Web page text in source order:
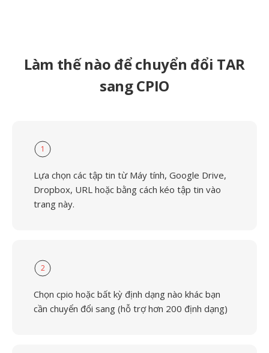
Làm thế nào để chuyển đổi TAR
sang CPIO
1
Lựa chọn các tập tin từ Máy tính, Google Drive,
Dropbox, URL hoặc bằng cách kéo tập tin vào
trang này.
2
Chọn cpio hoặc bất kỳ định dạng nào khác bạn
cần chuyển đổi sang (hỗ trợ hơn 200 định dạng)